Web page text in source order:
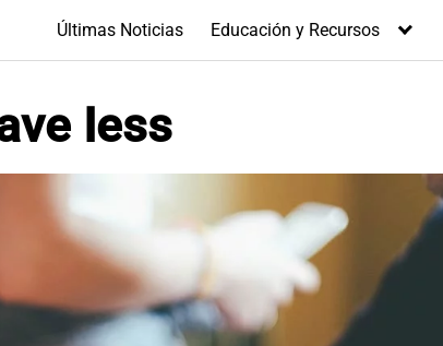
Últimas Noticias Educación y Recursos
Iess